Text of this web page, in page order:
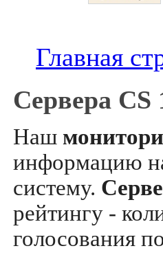
Главная
Сервера CS
Наш
информацию
систему.
рейтингу -
голосования